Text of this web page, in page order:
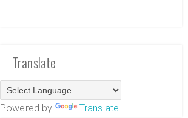
Translate
Powered by Translate